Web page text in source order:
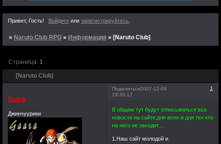
изменились,правда не
знаю в лучшую ли
сторону.Столько
времяни прошло,а я
все возвращаюсь
чем.Может в надежде
новое или встретить
старых знакомых,а
может быть просто
из интереса
существует ли еще
мой единственный
Привет, Гость! Войдитеили зарегистрируйтесь
» Naruto Club RPG » Информация » [Naruto Club]
[Naruto Club]
Страница: 1
Поделиться 1
2007-12-09
19:26:17
Gaara
Джинчуурики
В общем тут будут отписываться все
новости на сайте,для всех и для тех кто
на него не заходит....
1.Наш сайт молодой и